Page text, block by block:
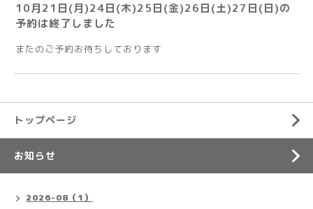
10月21日(月)24日(木)25日(金)26日(土)27日(日)の
予約は終了しました
またのご予約お待ちしております
トップページ
お知らせ
2026-08（1）